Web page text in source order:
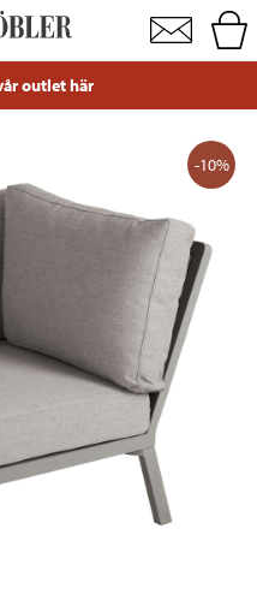
aluminium beige och dynor
outlet här
-10%